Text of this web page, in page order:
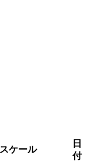
スケール
日
付